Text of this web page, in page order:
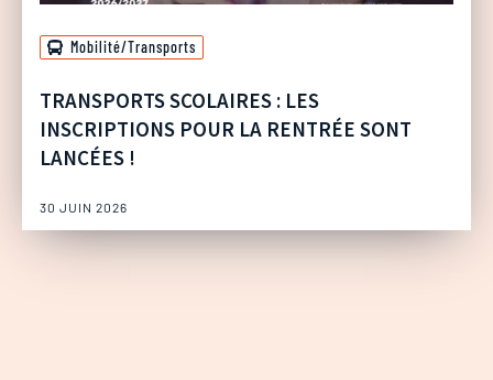
Mobilité/Transports
TRANSPORTS SCOLAIRES : LES
INSCRIPTIONS POUR LA RENTRÉE SONT
LANCÉES !
30 JUIN 2026